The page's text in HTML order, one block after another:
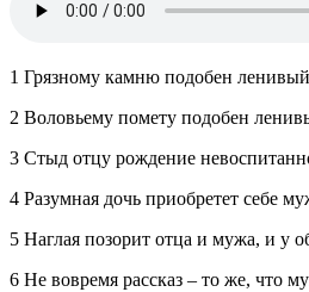
1 Грязному камню подобен
2 Воловьему помету подобен
3 Стыд отцу рождение
4 Разумная дочь приобретет себе
5 Наглая позорит отца и мужа, и у
6 Не вовремя рассказ – то же, что